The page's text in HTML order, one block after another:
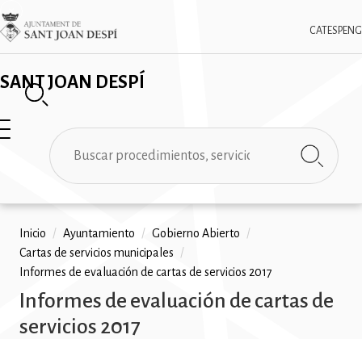
Pasar
al
contenido
SANT JOAN DESPÍ
CAT ESPENG
Imatge
✕
Buscar
Ruta
de
navegación
Inicio / Ayuntamiento / Gobierno Abierto
/
Cartas de servicios municipales
/
Informes de evaluación de cartas de servicios 2017
Informes de evaluación de cartas de
servicios 2017